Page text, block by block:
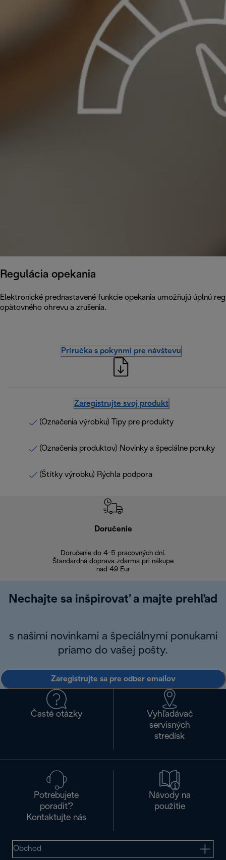
Regulácia opekania
Elektronické prednastavené funkcie opekania umožňujú úplnú
opätovného ohrevu a zrušenia.
Príručka s pokynmi pre návštevu
Zaregistrujte svoj produkt
(Označenia výrobku) Tipy pre produkty
(Označenia produktov) Novinky a špeciálne ponuky
(Štítky výrobku) Rýchla podpora
Doručenie
Doručenie do 4-5 pracovných dní.
Štandardná doprava zdarma pri nákupe
nad 49 Eur
Nechajte sa inšpirovať a majte prehľad
s našimi novinkami a špeciálnymi ponukami
priamo do vašej pošty.
Zaregistrujte sa pre odber emailov
Časté otázky
Vyhľadávač
servisných
stredísk
Potrebujete
poradiť?
Kontaktujte nás
Návody na
použitie
Obchod